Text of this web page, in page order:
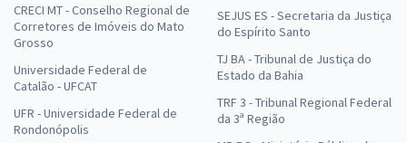
CRECI MT - Conselho Regional de
Corretores de Imóveis do Mato
Grosso
Universidade Federal de
Catalão - UFCAT
UFR - Universidade Federal de
Rondonópolis
SEJUS ES - Secretaria da Justiça
do Espírito Santo
TJ BA - Tribunal de Justiça do
Estado da Bahia
TRF 3 - Tribunal Regional Federal
da 3ª Região